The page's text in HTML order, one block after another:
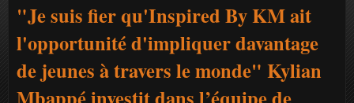
"Je suis fier qu'Inspired By KM ait
l'opportunité d'impliquer davantage
de jeunes à travers le monde" Kylian